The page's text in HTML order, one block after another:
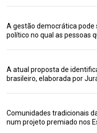
A gestão democrática
político no qual as pessoas
A atual proposta de
brasileiro, elaborada por
Comunidades tradicionais
num projeto premiado nos